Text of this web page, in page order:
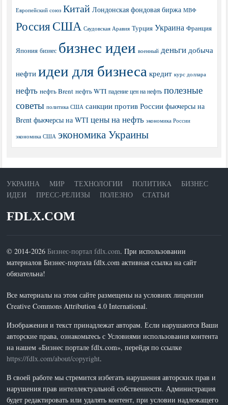
Европейский союз Китай Лондонская фондовая биржа МВФ
РоссияСША Саудовская Аравия Турция Украина Франция
Япония бизнес бизнес идеи военный деньги добыча
нефти идеи для бизнеса кредит курс доллара
нефть нефть Brent нефть WTI падение цен на нефть полезные
советы политика США санкции против России фьючерсы на
Brent фьючерсы на WTI цены на нефть экономика России
экономика США экономика Украины
УКРАИНА МИР ТЕХНОЛОГИИ ПОЛИТИКА
БИЗНЕС
ИДЕИ
ПРЕСС-РЕЛИЗЫ ПОЛЕЗНО СТАТЬИ
FDLX.COM
© 2014-2026 Бизнес-портал fdlx.com. При использовании
материалов Бизнес-портала fdlx.com активная ссылка на сайт
обязательна!
Все материалы на этом сайте размещены на условиях лицензии
Creative Commons Attribution 4.0 International.
Изображения и текст принадлежат авторам. Если нарушаются Ваши
авторские права, ознакомьтесь с Условиями использования контента
на нашем «Бизнес портале fdlx.com», перейдя по ссылке
https://fdlx.com/about/copyright.
В своей работе мы стремится избегать нарушения авторских прав и
нарушения прав интеллектуальной собственности. Администрация
будет редактировать или удалять контент, при условии надлежащего